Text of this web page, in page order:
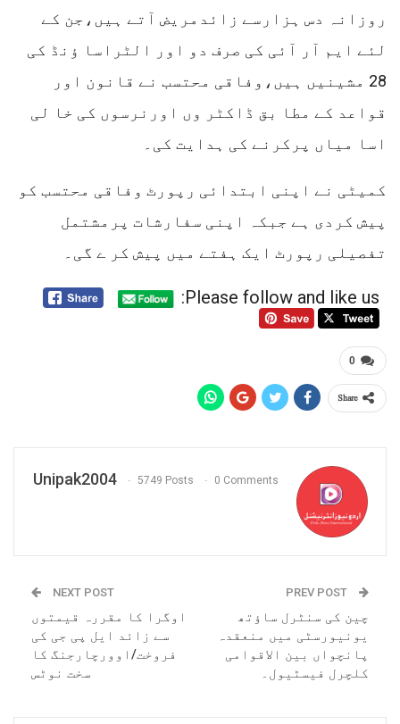
روزانہ دس ہزارسے زائدمریض آتے ہیں،جن کے
لئے ایم آر آئی کی صرف دو اور الٹراسا ؤنڈ کی
28 مشینیں ہیں،وفاقی محتسب نے قانون اور
قواعد کے مطا بق ڈاکٹر وں اورنرسوں کی خا لی
اسا میاں پرکرنے کی ہدایت کی۔
کمیٹی نے اپنی ابتدائی رپورٹ وفاقی محتسب کو
پیش کردی ہے جبکہ اپنی سفارشات پرمشتمل
تفصیلی رپورٹ ایک ہفتے میں پیش کر ے گی۔
Please follow and like us:
0
Share
Unipak2004 5749 Posts 0 Comments
چین کی سنٹرل ساؤتھ
یونیورسٹی میں منعقدہ
پانچواں بین الاقوامی
کلچرل فیسٹیول۔
NEXT POST
اوگرا کا مقررہ قیمتوں
سے زائد ایل پی جی کی
فروخت/اوورچارجنگ کا
سخت نوٹس